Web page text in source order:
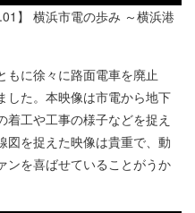
】 横浜市電の歩み ～横浜港
もに徐々に路面電車を廃止
した。本映像は市電から地下
工や工事の様子などを捉え
図を捉えた映像は貴重で、動
ンを喜ばせていることがうか